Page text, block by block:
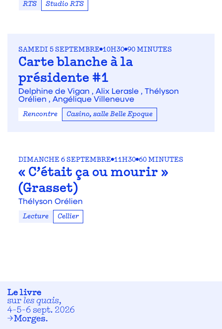
RTS Studio RTS
SAMEDI 5 SEPTEMBRE 10H30 90 MINUTES
Carte blanche à la
présidente #1
Delphine de Vigan , Alix Lerasle , Thélyson
Orélien , Angélique Villeneuve
Rencontre Casino, salle Belle Epoque
DIMANCHE 6 SEPTEMBRE 11H30 60 MINUTES
« C’était ça ou mourir »
(Grasset)
Thélyson Orélien
Lecture Cellier